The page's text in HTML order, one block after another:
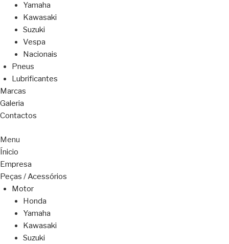
Yamaha
Kawasaki
Suzuki
Vespa
Nacionais
Pneus
Lubrificantes
Marcas
Galeria
Contactos
Menu
Ínicio
Empresa
Peças / Acessórios
Motor
Honda
Yamaha
Kawasaki
Suzuki